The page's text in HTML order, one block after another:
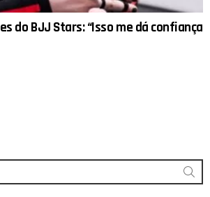
do BJJ Stars: “Isso me dá confiança